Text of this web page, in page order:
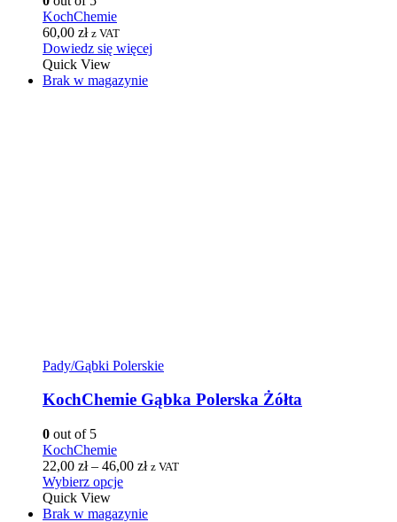
KochChemie
60,00 zł z VAT
Dowiedz się więcej
Quick View
Brak w magazynie
Pady/Gąbki Polerskie
KochChemie Gąbka Polerska Żółta
0 out of 5
KochChemie
22,00 zł– 46,00 zł z VAT
Wybierz opcje
Quick View
Brak w magazynie